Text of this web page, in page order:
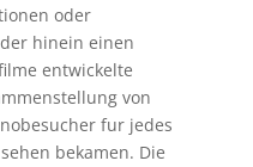
oder
hinein einen
entwickelte
von
fur jedes
bekamen. Die